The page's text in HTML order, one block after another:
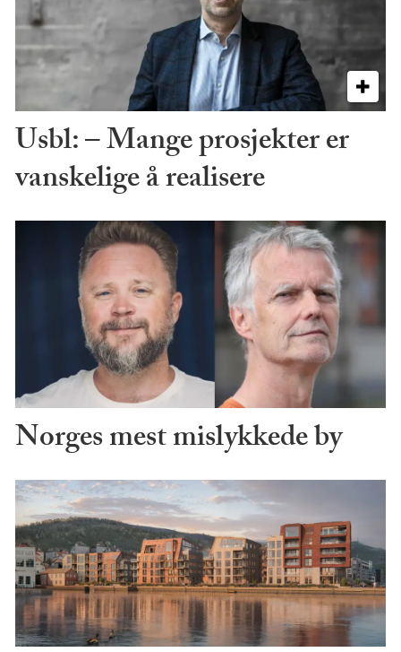
Usbl: – Mange prosjekter er
vanskelige å realisere
Norges mest mislykkede by